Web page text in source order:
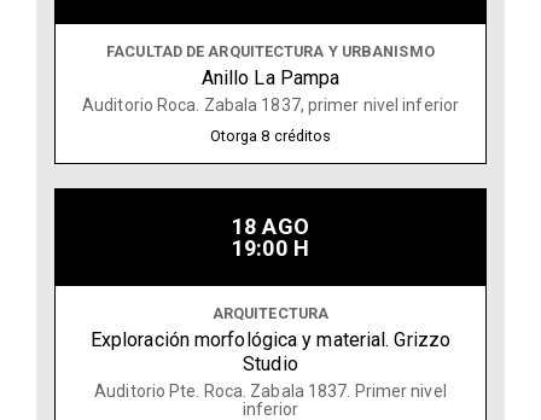
FACULTAD DE ARQUITECTURA Y URBANISMO
Anillo La Pampa
Auditorio Roca. Zabala 1837, primer nivel inferior
Otorga8 créditos
18 AGO
19:00 H
ARQUITECTURA
Exploración morfológica y material. Grizzo
Studio
Auditorio Pte. Roca. Zabala 1837. Primer nivel
inferior